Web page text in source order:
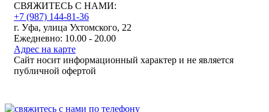
СВЯЖИТЕСЬ С НАМИ:
+7 (987) 144-81-36
г. Уфа, улица Ухтомского, 22
Ежедневно: 10.00 - 20.00
Адрес на карте
Сайт носит информационный характер и не является
публичной офертой